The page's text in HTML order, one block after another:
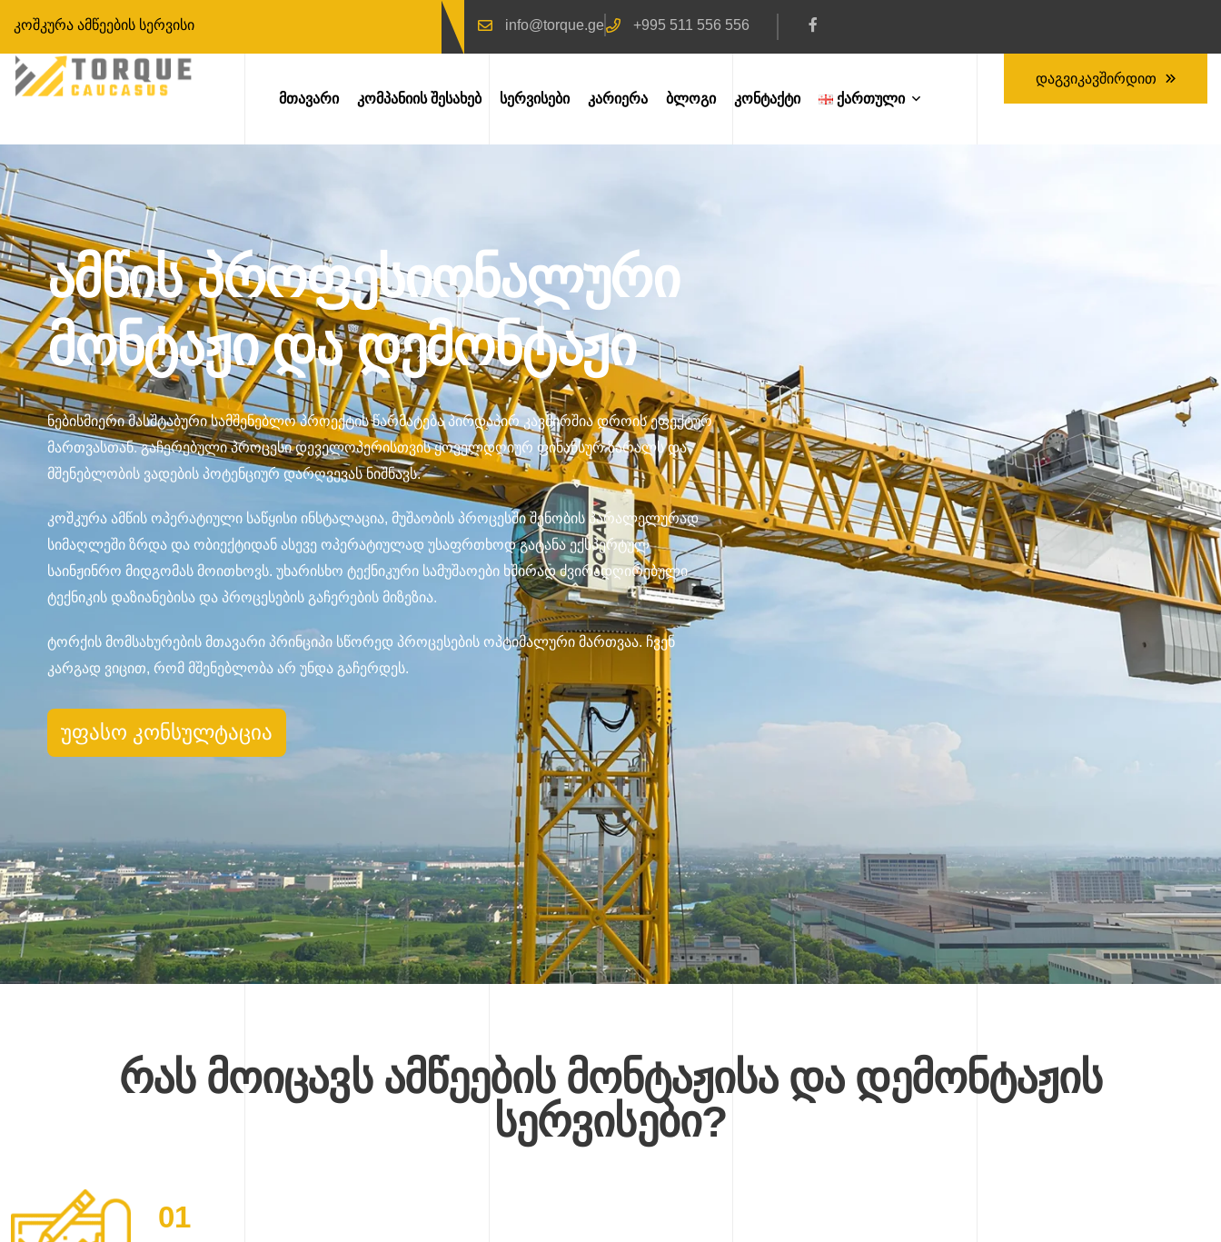
კოშკურა ამწეების სერვისი info@torque.ge +995 511 556 556
Მთავარი Კომპანიის Შესახებ Სერვისები Კარიერა Ბლოგი Კონტაქტი Ქართული
Დაგვიკავშირდით
ამწის პროფესიონალური
მონტაჟი და დემონტაჟი
ნებისმიერი მასშტაბური სამშენებლო პროექტის წარმატება პირდაპირ კავშირშია დროის ეფექტურ
მართვასთან. გაჩერებული პროცესი დეველოპერისთვის ყოველდღიურ ფინანსურ ზარალს და
მშენებლობის ვადების პოტენციურ დარღვევას ნიშნავს.
კოშკურა ამწის ოპერატიული საწყისი ინსტალაცია, მუშაობის პროცესში შენობის პარალელურად
სიმაღლეში ზრდა და ობიექტიდან ასევე ოპერატიულად უსაფრთხოდ გატანა ექსპერტულ
საინჟინრო მიდგომას მოითხოვს. უხარისხო ტექნიკური სამუშაოები ხშირად ძვირადღირებული
ტექნიკის დაზიანებისა და პროცესების გაჩერების მიზეზია.
ტორქის მომსახურების მთავარი პრინციპი სწორედ პროცესების ოპტიმალური მართვაა. ჩვენ
კარგად ვიცით, რომ მშენებლობა არ უნდა გაჩერდეს.
უფასო კონსულტაცია
რას მოიცავს ამწეების მონტაჟისა და დემონტაჟის
სერვისები?
01